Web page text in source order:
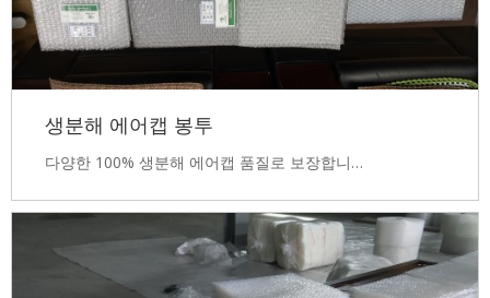
생분해 에어캡 봉투
다양한 100% 생분해 에어캡 품질로 보장합니…